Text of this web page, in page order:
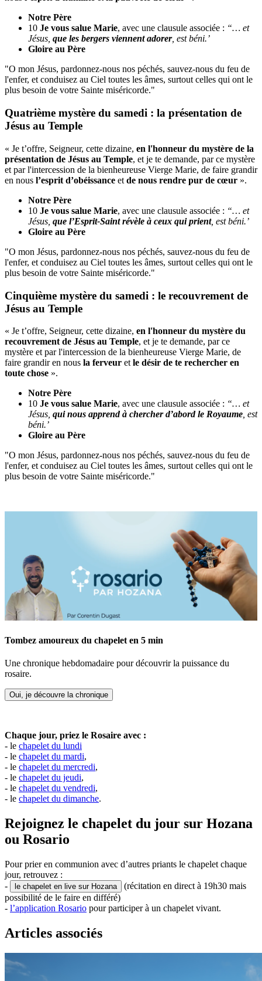
Notre Père
10 Je vous salue Marie, avec une clausule associée : “… et
Jésus, que les bergers viennent adorer, est béni.’
Gloire au Père
"O mon Jésus, pardonnez-nous nos péchés, sauvez-nous du feu de
l'enfer, et conduisez au Ciel toutes les âmes, surtout celles qui ont le
plus besoin de votre Sainte miséricorde."
Quatrième mystère du samedi : la présentation de
Jésus au Temple
« Je t’offre, Seigneur, cette dizaine, en l'honneur du mystère de la
présentation de Jésus au Temple, et je te demande, par ce mystère
et par l'intercession de la bienheureuse Vierge Marie, de faire grandir
en nous l’esprit d’obéissance et de nous rendre pur de cœur ».
Notre Père
10 Je vous salue Marie, avec une clausule associée : “… et
Jésus, que l’Esprit-Saint révèle à ceux qui prient, est béni.’
Gloire au Père
"O mon Jésus, pardonnez-nous nos péchés, sauvez-nous du feu de
l'enfer, et conduisez au Ciel toutes les âmes, surtout celles qui ont le
plus besoin de votre Sainte miséricorde."
Cinquième mystère du samedi : le recouvrement de
Jésus au Temple
« Je t’offre, Seigneur, cette dizaine, en l'honneur du mystère du
recouvrement de Jésus au Temple, et je te demande, par ce
mystère et par l'intercession de la bienheureuse Vierge Marie, de
faire grandir en nous la ferveur et le désir de te rechercher en
toute chose ».
Notre Père
10 Je vous salue Marie, avec une clausule associée : “… et
Jésus, qui nous apprend à chercher d’abord le Royaume , est
béni.’
Gloire au Père
"O mon Jésus, pardonnez-nous nos péchés, sauvez-nous du feu de
l'enfer, et conduisez au Ciel toutes les âmes, surtout celles qui ont le
plus besoin de votre Sainte miséricorde."
Tombez amoureux du chapelet en 5 min
Une chronique hebdomadaire pour découvrir la puissance du
rosaire.
Oui, je découvre la chronique
Chaque jour, priez le Rosaire avec :
- le chapelet du lundi
- le chapelet du mardi,
- le chapelet du mercredi,
- le chapelet du jeudi,
- le chapelet du vendredi,
- le chapelet du dimanche.
Rejoignez le chapelet du jour sur Hozana
ou Rosario
Pour prier en communion avec d’autres priants le chapelet chaque
jour, retrouvez :
-
le chapelet en live sur Hozana
(récitation en direct à 19h30 mais
possibilité de le faire en différé)
- l’application Rosario pour participer à un chapelet vivant.
Articles associés